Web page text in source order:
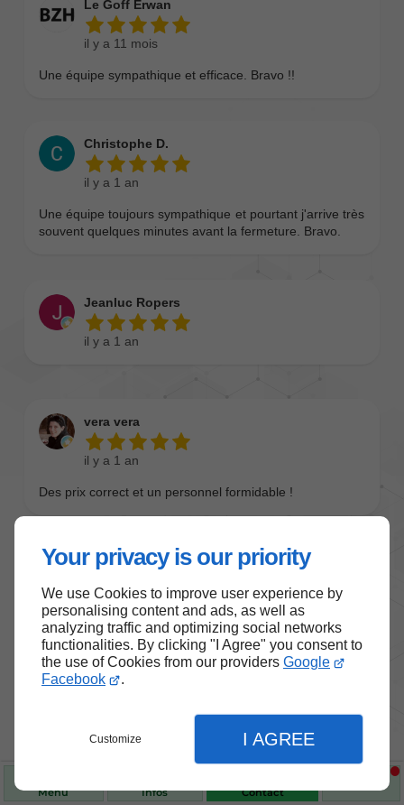
Your privacy is our priority
We use Cookies to improve user experience by
personalising content and ads, as well as
analyzing traffic and optimizing social networks
functionalities. By clicking "I Agree" you consent to
the use of Cookies from our providers Google
Facebook
.
Customize I AGREE
Menu Infos Contact
Nos produits de santé et de